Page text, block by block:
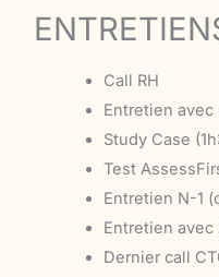
Call RH
Entretien avec
Study Case
Test
Entretien N-1
Entretien
Dernier call